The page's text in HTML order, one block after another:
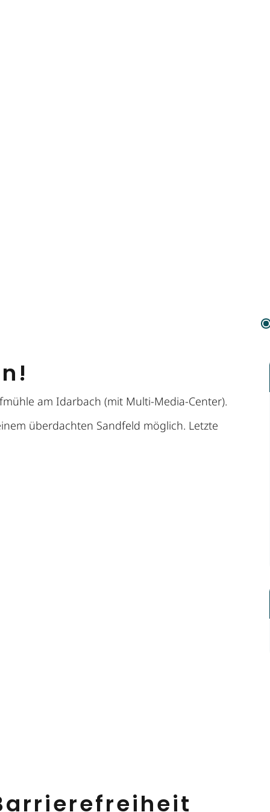
am Idarbach (mit Multi-Media-Center).
überdachten Sandfeld möglich. Letzte